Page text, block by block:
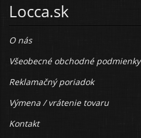
Locca.sk
O nás
Všeobecné obchodné podmienky
Reklamačný poriadok
Výmena / vrátenie tovaru
Kontakt